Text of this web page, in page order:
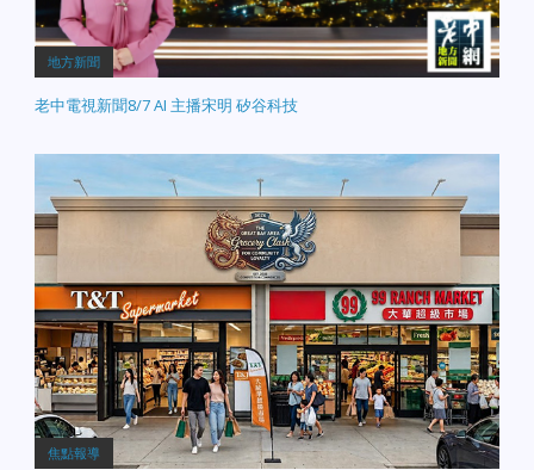
地方新聞
老中電視新聞8/7 AI 主播宋明 矽谷科技
焦點報導